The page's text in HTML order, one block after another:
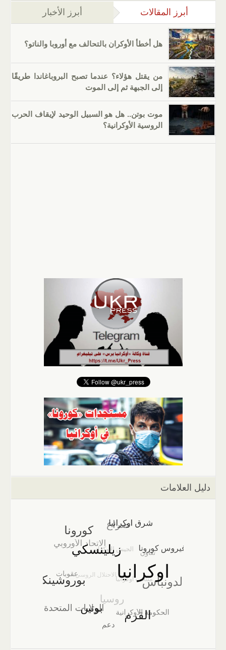
أبرز المقالات (علامة التبويب النشطة)
أبرز الأخبار
هل أخطأ الأوكران بالتحالف مع أوروبا والناتو؟
من يقتل هؤلاء؟ عندما تصبح البروباغاندا طريقًا
إلى الجبهة ثم إلى الموت
موت بوتن.. هل هو السبيل الوحيد لإيقاف الحرب
الروسية الأوكرانية؟
دليل العلامات